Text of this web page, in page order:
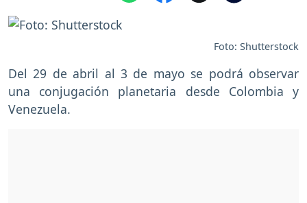
Foto: Shutterstock
Del 29 de abril al 3 de mayo se podrá observar
una conjugación planetaria desde Colombia y
Venezuela.